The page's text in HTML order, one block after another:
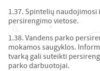
1.37. Spintelių
persirengimo vietose.
1.38. Vandens parko
mokamos saugyklos.
tvarką gali suteikti
parko darbuotojai.